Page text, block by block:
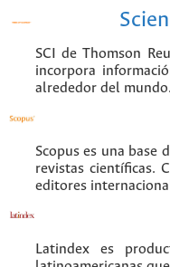
SCI de Thomson
incorpora
alrededor del mundo.
Scopus es una base
revistas científicas.
editores
Latindex es